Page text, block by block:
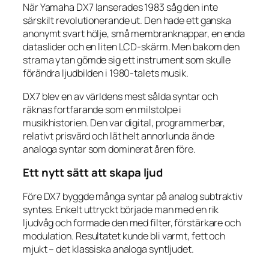
När Yamaha DX7 lanserades 1983 såg den inte
särskilt revolutionerande ut. Den hade ett ganska
anonymt svart hölje, små membranknappar, en enda
dataslider och en liten LCD-skärm. Men bakom den
strama ytan gömde sig ett instrument som skulle
förändra ljudbilden i 1980-talets musik.
DX7 blev en av världens mest sålda syntar och
räknas fortfarande som en milstolpe i
musikhistorien. Den var digital, programmerbar,
relativt prisvärd och lät helt annorlunda än de
analoga syntar som dominerat åren före.
Ett nytt sätt att skapa ljud
Före DX7 byggde många syntar på analog subtraktiv
syntes. Enkelt uttryckt började man med en rik
ljudvåg och formade den med filter, förstärkare och
modulation. Resultatet kunde bli varmt, fett och
mjukt – det klassiska analoga syntljudet.